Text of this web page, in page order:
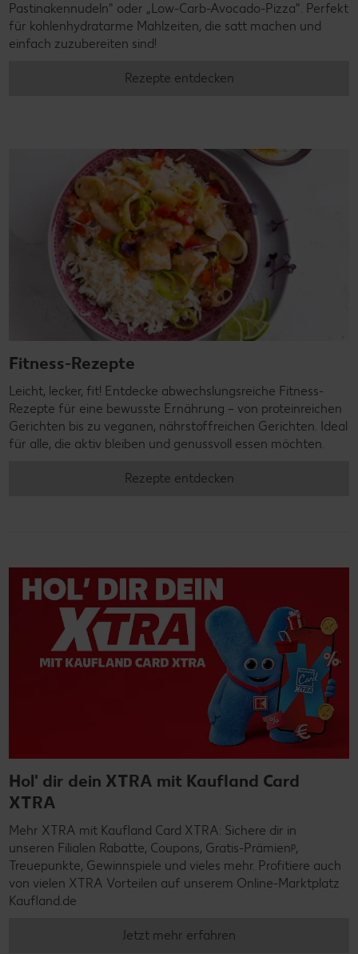
Pastinakennudeln" oder „Low-Carb-Avocado-Pizza". Perfekt
für kohlenhydratarme Mahlzeiten, die satt machen und
einfach zuzubereiten sind!
Rezepte entdecken
Fitness-Rezepte
Leicht, lecker, fit! Entdecke abwechslungsreiche Fitness-
Rezepte für eine bewusste Ernährung – von proteinreichen
Gerichten bis zu veganen, nährstoffreichen Gerichten. Ideal
für alle, die aktiv bleiben und genussvoll essen möchten.
Rezepte entdecken
Hol' dir dein XTRA mit Kaufland Card
XTRA
Mehr XTRA mit Kaufland Card XTRA: Sichere dir in
unseren Filialen Rabatte, Coupons, Gratis-Prämienᵖ,
Treuepunkte, Gewinnspiele und vieles mehr. Profitiere auch
von vielen XTRA Vorteilen auf unserem Online-Marktplatz
Kaufland.de
Jetzt mehr erfahren